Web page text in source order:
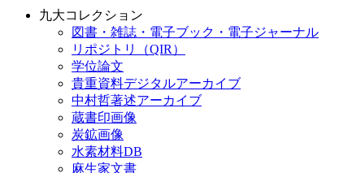
九大コレクション
図書・雑誌・電子ブック・電子ジャーナル
リポジトリ（QIR）
学位論文
貴重資料デジタルアーカイブ
中村哲著述アーカイブ
蔵書印画像
炭鉱画像
水素材料DB
麻生家文書